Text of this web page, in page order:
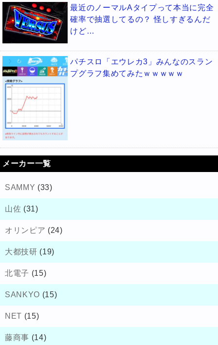
最近のノーマルAタイプって本当に完全
確率で抽選してるの？ 怪しすぎるんだ
けど…
パチスロ「エウレカ3」みんなのスラン
プグラフ集めてみたｗｗｗｗｗ
メーカー一覧
SAMMY (33)
山佐 (31)
オリンピア (24)
大都技研 (19)
北電子 (15)
SANKYO (15)
NET (15)
藤商事 (14)